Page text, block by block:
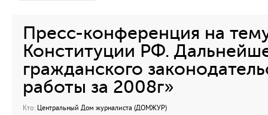
Пресс-конференция на
Конституции РФ.
гражданского
работы за 2008г»
Кто: Центральный Дом журналиста (ДОМЖУР)